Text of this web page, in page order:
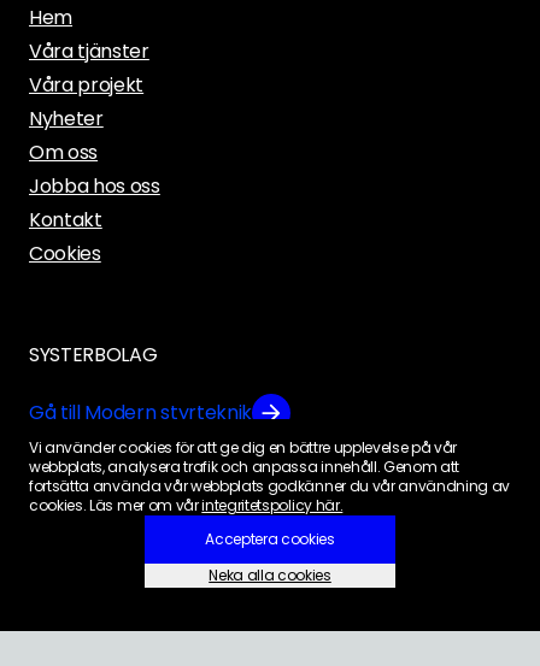
Vi använder cookies för att ge dig en bättre upplevelse på vår
webbplats, analysera trafik och anpassa innehåll. Genom att
fortsätta använda vår webbplats godkänner du vår användning av
cookies. Läs mer om vårintegritetspolicy här.
Neka alla cookies
Acceptera cookies
Hem
Våra tjänster
Våra projekt
Nyheter
Om oss
Jobba hos oss
Kontakt
Cookies
SYSTERBOLAG
Gå tillModern styrteknik
Gå till Configra